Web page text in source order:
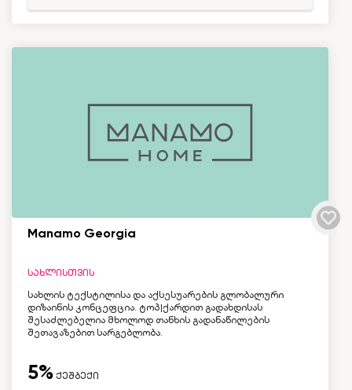
Manamo Georgia
სახლისთვის
სახლის ტექსტილისა და აქსესუარების გლობალური
დიზაინის კონცეფცია. ტოპ|ქარდით გადახდისას
შესაძლებელია მხოლოდ თანხის გადანაწილების
შეთავაზებით სარგებლობა.
5% ქეშბექი